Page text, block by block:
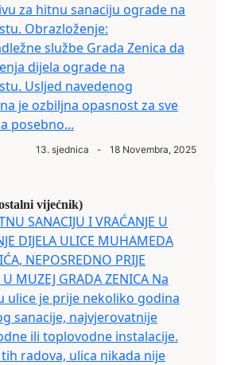
za hitnu sanaciju ograde na
Obrazloženje:
službe Grada Zenica da
dijela ograde na
Usljed navedenog
je ozbiljna opasnost za sve
posebno...
13. sjednica - 18 Novembra, 2025
vijećnik)
SANACIJU I VRAĆANJE U
DIJELA ULICE MUHAMEDA
NEPOSREDNO PRIJE
MUZEJ GRADA ZENICA Na
ulice je prije nekoliko godina
sanacije, najvjerovatnije
ili toplovodne instalacije.
radova, ulica nikada nije